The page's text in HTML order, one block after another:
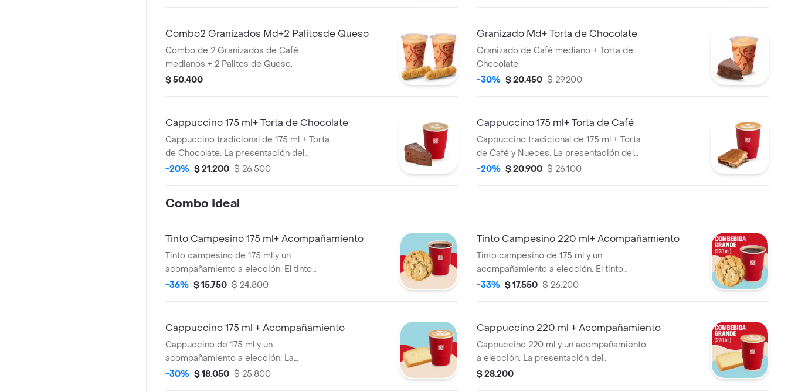
Combo2 Granizados Md+2 Palitosde Queso
Combo de 2 Granizados de Café
medianos + 2 Palitos de Queso.
$ 50.400
Granizado Md+ Torta de Chocolate
Granizado de Café mediano + Torta de
Chocolate
-30% $ 20.450 $ 29.200
Cappuccino 175 ml+ Torta de Chocolate
Cappuccino tradicional de 175 ml + Torta
de Chocolate. La presentación del
Cappuccino puede variar
transporte para pedidos a domicilio.
-20% $ 21.200 $ 26.500
Cappuccino 175 ml+ Torta de Café
Cappuccino tradicional de 175 ml + Torta
de Café y Nueces. La presentación del
Cappuccino puede variar
-20% $ 20.900 $ 26.100
Combo Ideal
Tinto Campesino 175 ml+ Acompañamiento
Tinto campesino de 175 ml y un
acompañamiento a elección. El tinto
contiene panela, canela y clavos.
-36% $ 15.750 $ 24.800
Tinto Campesino 220 ml+ Acompañamiento
Tinto campesino de 175 ml y un
acompañamiento a elección. El tinto
contiene panela, canela y clavos.
-33% $ 17.550 $ 26.200
Cappuccino 175 ml + Acompañamiento
Cappuccino de 175 ml y un
acompañamiento a elección. La
presentación del Cappuccino puede
-30% $ 18.050 $ 25.800
Cappuccino 220 ml + Acompañamiento
Cappuccino 220 ml y un acompañamiento
a elección. La presentación del
Cappuccino puede variar
$ 28.200